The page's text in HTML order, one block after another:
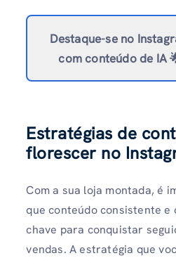
Destaque-se no
com conteúdo de IA
Estratégias de
florescer no
Com a sua loja montada, é
que conteúdo consistente e
chave para conquistar
vendas. A estratégia que